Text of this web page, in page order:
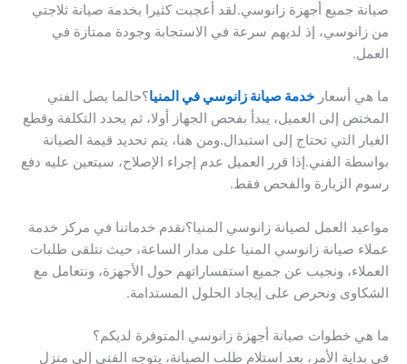
صيانة جميع أجهزة زانوسي.لقد أعجبت كثيرا بخدمة صيانة ثلاجتي
من زانوسي، إذ لديهم سرعة في الاستجابة وجودة ممتازة في
العمل.
ما هي أسعار خدمة صيانة زانوسي في المنيا؟حالما يصل الفني
المختص إلى العميل، يبدأ بفحص الجهاز أولا، ثم يحدد التكلفة وقطع
الغيار التي تحتاج إلى استبدال.ومن هنا، يتم تحديد قيمة الصيانة
بواسطة الفني.إذا قرر العميل عدم إجراء الإصلاح، سيتعين عليه دفع
رسوم الزيارة والفحص فقط.
مواعيد العمل لصيانة زانوسي المنيا؟نقدم خدماتنا في مركز خدمة
عملاء صيانة زانوسي المنيا على مدار الساعة، حيث نتلقى طلبات
العملاء، ونجيب عن جميع استفساراتهم حول الأجهزة، ونتعامل مع
الشكاوى ونحرص على إيجاد الحلول المستدامة.
ما هي خطوات صيانة أجهزة زانوسي المتوفرة لديكم؟
في بداية الأمر، بعد استلام طلب الصيانة، يتوجه الفني إلى منزل